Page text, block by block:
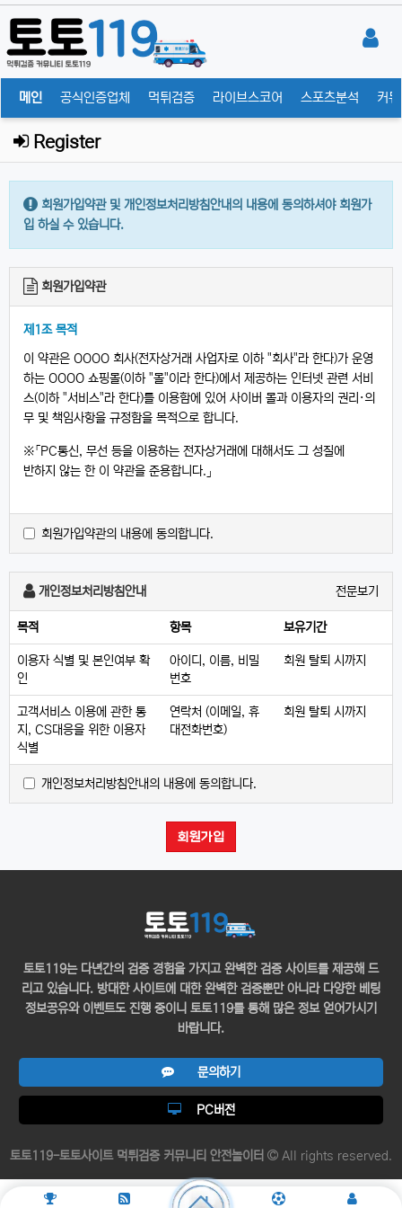
메인 공식인증업체 먹튀검증 라이브스코어 스포츠분석 커
Register
회원가입약관 및 개인정보처리방침안내의 내용에 동의하셔야 회원가
입 하실 수 있습니다.
회원가입약관
제1조 목적
이 약관은 OOOO 회사(전자상거래 사업자로 이하 "회사"라 한다)가 운영
하는 OOOO 쇼핑몰(이하 "몰"이라 한다)에서 제공하는 인터넷 관련 서비
스(이하 "서비스"라 한다)를 이용함에 있어 사이버 몰과 이용자의 권리·의
무 및 책임사항을 규정함을 목적으로 합니다.
※「PC통신, 무선 등을 이용하는 전자상거래에 대해서도 그 성질에
반하지 않는 한 이 약관을 준용합니다.」
제2조 정의
재화 등을 거래할 수 있도록 설정한 가상의 영업장을 말하며,
"이용자"란 "몰"에 접속하여 이 약관에 따라 "몰"이 제공하는
서비스를 받는 회원 및 비회원을 말합니다.
'회원'이라 함은 “몰”에 회원등록을 한 자로서, 계속적으로 "몰"이
제공하는 서비스를 이용할 수 있는 자를 말합니다.
'비회원'이라 함은 회원에 가입하지 않고 "몰"이 제공하는 서비스를
이용하는 자를 말합니다.
"몰"은 이 약관의 내용과 상호 및 대표자 성명, 영업소 소재지 주소
(소비자의 불만을 처리할 수 있는 곳의 주소를 포함), 전화번호·
모사전송번호·전자우편주소, 사업자등록번호, 통신판매업
"몰"은 이용자가 약관에 동의하기에 앞서 약관에 정하여져 있는
내용 중 청약철회·배송책임·환불조건 등과 같은 중요한 내용을
제공하여 이용자의 확인을 구하여야 합니다.
"몰"은 「전자상거래 등에서의 소비자보호에 관한 법률」, 「약관의
규제에 관한 법률」, 「전자문서 및 전자거래기본법」,
「전자금융거래법」, 「전자서명법」, 「정보통신망 이용촉진 및
정보보호 등에 관한 법률」, 「방문판매 등에 관한 법률」,
「소비자기본법」 등 관련 법을 위배하지 않는 범위에서 이 약관을
개정할 수 있습니다.
"몰"이 약관을 개정할 경우에는 적용일자 및 개정사유를 명시하여
적용일자 전일까지 공지합니다. 다만, 이용자에게 불리하게
약관내용을 변경하는 경우에는 최소한 30일 이상의 사전
유예기간을 두고 공지합니다. 이 경우 "몰“은 개정 전 내용과 개정
회원가입약관의 내용에 동의합니다.
전문보기
개인정보처리방침안내
목적 항목 보유기간
이용자 식별 및 본인여부 확
인
아이디, 이름, 비밀
번호
회원 탈퇴 시까지
고객서비스 이용에 관한 통
지, CS대응을 위한 이용자
식별
연락처 (이메일, 휴
대전화번호)
회원 탈퇴 시까지
개인정보처리방침안내의 내용에 동의합니다.
회원가입
토토119는 다년간의 검증 경험을 가지고 완벽한 검증 사이트를 제공해 드
리고 있습니다. 방대한 사이트에 대한 완벽한 검증뿐만 아니라 다양한 베팅
정보공유와 이벤트도 진행 중이니 토토119를 통해 많은 정보 얻어가시기
바랍니다.
문의하기
PC버전
토토119-토토사이트 먹튀검증 커뮤니티 안전놀이터 All rights reserved.